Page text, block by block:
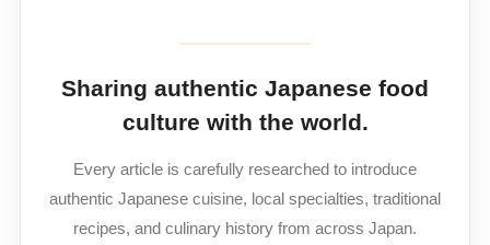
Sharing authentic Japanese food
culture with the world.
Every article is carefully researched to introduce
authentic Japanese cuisine, local specialties, traditional
recipes, and culinary history from across Japan.